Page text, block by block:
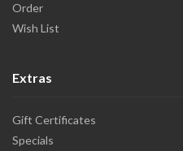
Order
Wish List
Extras
Gift Certificates
Specials